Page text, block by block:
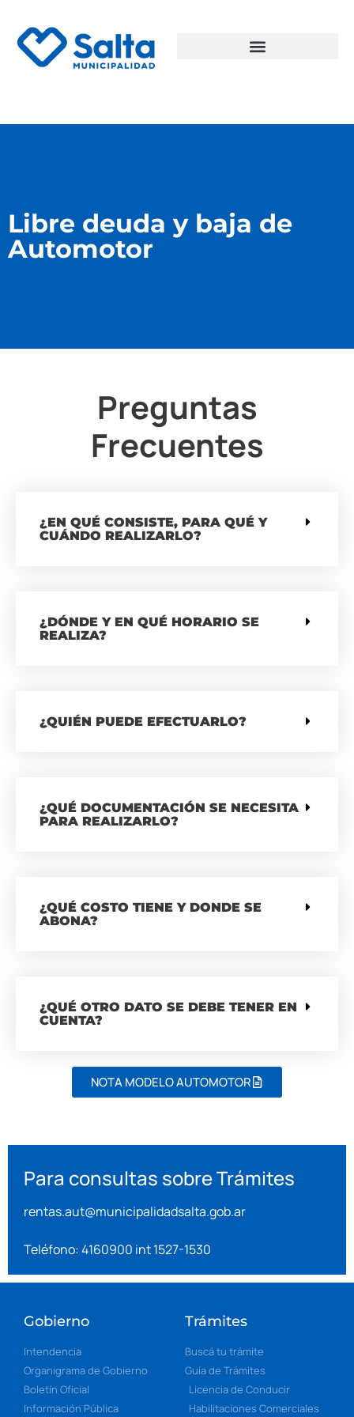
Libre deuda y baja de
Automotor
Preguntas
Frecuentes
¿EN QUÉ CONSISTE, PARA QUÉ Y
CUÁNDO REALIZARLO?
¿DÓNDE Y EN QUÉ HORARIO SE
REALIZA?
¿QUIÉN PUEDE EFECTUARLO?
¿QUÉ DOCUMENTACIÓN SE NECESITA
PARA REALIZARLO?
¿QUÉ COSTO TIENE Y DONDE SE
ABONA?
¿QUÉ OTRO DATO SE DEBE TENER EN
CUENTA?
NOTA MODELO AUTOMOTOR
Para consultas sobre Trámites
rentas.aut@municipalidadsalta.gob.ar
Teléfono: 4160900 int 1527-1530
Gobierno
Intendencia
Organigrama de Gobierno
Boletín Oficial
Información Pública
Trámites
Buscá tu trámite
Guía de Trámites
Licencia de Conducir
Habilitaciones Comerciales